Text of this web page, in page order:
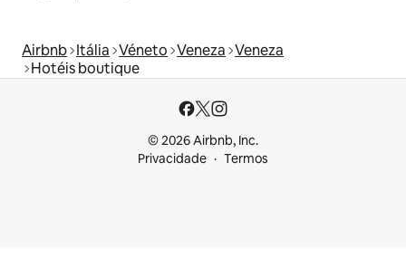
Airbnb Itália Véneto Veneza Veneza
Hotéis boutique
© 2026 Airbnb, Inc.
Privacidade
Termos